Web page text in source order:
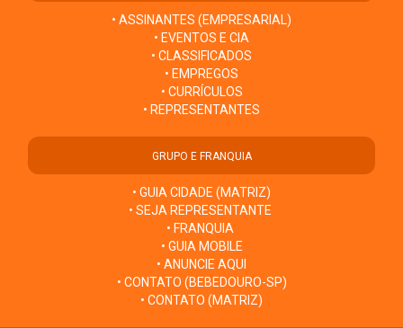
• ASSINANTES (EMPRESARIAL)
• EVENTOS E CIA
• CLASSIFICADOS
• EMPREGOS
• CURRÍCULOS
• REPRESENTANTES
GRUPO E FRANQUIA
• GUIA CIDADE (MATRIZ)
• SEJA REPRESENTANTE
• FRANQUIA
• GUIA MOBILE
• ANUNCIE AQUI
• CONTATO (BEBEDOURO-SP)
• CONTATO (MATRIZ)